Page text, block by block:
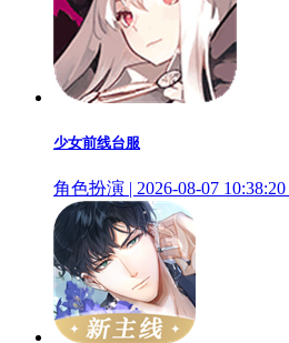
少女前线台服
角色扮演 | 2026-08-07 10:38:20